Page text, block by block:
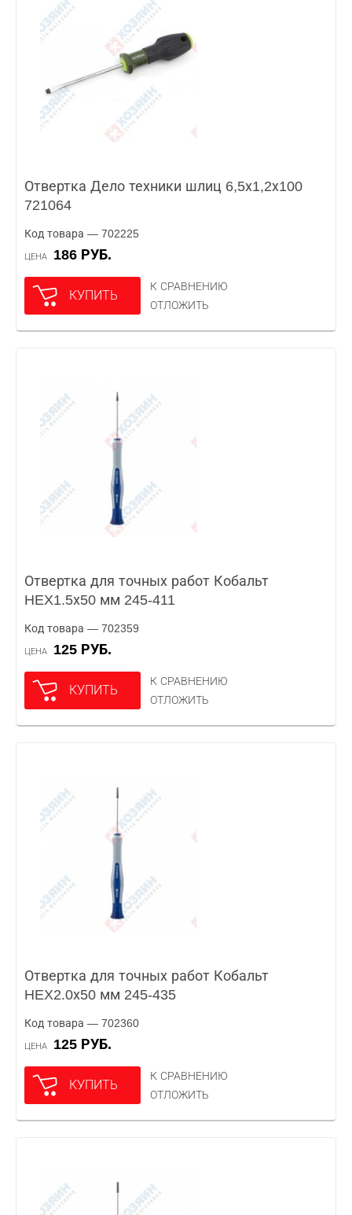
Отвертка Дело техники шлиц 6,5х1,2х100
721064
Код товара — 702225
ЦЕНА 186 РУБ.
КУПИТЬ
К СРАВНЕНИЮ
ОТЛОЖИТЬ
Отвертка для точных работ Кобальт
HEX1.5х50 мм 245-411
Код товара — 702359
ЦЕНА 125 РУБ.
КУПИТЬ
К СРАВНЕНИЮ
ОТЛОЖИТЬ
Отвертка для точных работ Кобальт
HEX2.0х50 мм 245-435
Код товара — 702360
ЦЕНА 125 РУБ.
КУПИТЬ
К СРАВНЕНИЮ
ОТЛОЖИТЬ